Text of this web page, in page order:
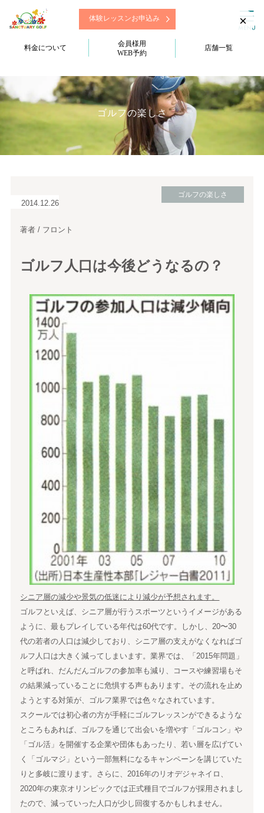
体験レッスンお申込み
料金について
会員様用
WEB予約
店舗一覧
ゴルフの楽しさ
2014.12.26
ゴルフの楽しさ
著者 / フロント
ゴルフ人口は今後どうなるの？
シニア層の減少や景気の低迷により減少が予想されます。
ゴルフといえば、シニア層が行うスポーツというイメージがある
ように、最もプレイしている年代は60代です。しかし、20〜30
代の若者の人口は減少しており、シニア層の支えがなくなればゴ
ルフ人口は大きく減ってしまいます。業界では、「2015年問題」
と呼ばれ、だんだんゴルフの参加率も減り、コースや練習場もそ
の結果減っていることに危惧する声もあります。その流れを止め
ようとする対策が、ゴルフ業界では色々なされています。
スクールでは初心者の方が手軽にゴルフレッスンができるような
ところもあれば、ゴルフを通じて出会いを増やす「ゴルコン」や
「ゴル活」を開催する企業や団体もあったり、若い層を広げてい
く「ゴルマジ」という一部無料になるキャンペーンを講じていた
りと多岐に渡ります。さらに、2016年のリオデジャネイロ、
2020年の東京オリンピックでは正式種目でゴルフが採用されまし
たので、減っていった人口が少し回復するかもしれません。
×